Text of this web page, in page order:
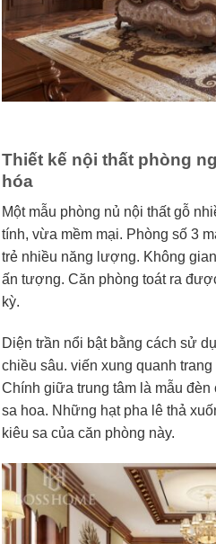
Thiết kế nội thất phòng
hóa
Một mẫu phòng nủ nội thất gỗ
tính, vừa mềm mại. Phòng số 3
trẻ nhiều năng lượng. Không
ấn tượng. Căn phòng toát ra
kỳ.
Diện trần nổi bật bằng cách sử
chiều sâu. viến xung quanh
Chính giữa trung tâm là mẫu đèn
sa hoa. Những hạt pha lê thả
kiêu sa của căn phòng này.